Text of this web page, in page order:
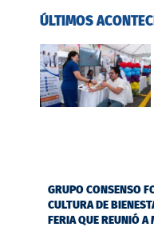
ÚLTIMOS
GRUPO CONSENSO
CULTURA DE
FERIA QUE REUNIÓ A